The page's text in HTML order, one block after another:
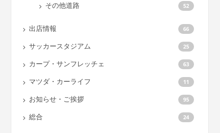
その他道路 52
出店情報 66
サッカースタジアム 25
カープ・サンフレッチェ 63
マツダ・カーライフ 11
お知らせ・ご挨拶 95
総合 24